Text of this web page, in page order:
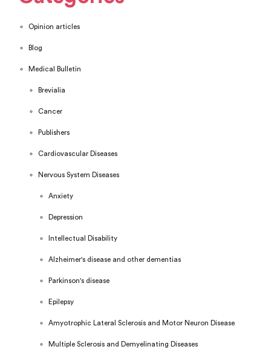
Opinion articles
Blog
Medical Bulletin
Brevialia
Cancer
Publishers
Cardiovascular Diseases
Nervous System Diseases
Anxiety
Depression
Intellectual Disability
Alzheimer's disease and other dementias
Parkinson's disease
Epilepsy
Amyotrophic Lateral Sclerosis and Motor Neuron Disease
Multiple Sclerosis and Demyelinating Diseases